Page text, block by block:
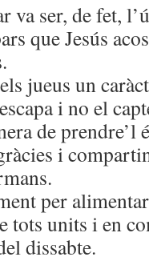
va ser, de fet,
que Jesús
jueus un
i no el
de prendre’l
i
per
tots units i en
dissabte.